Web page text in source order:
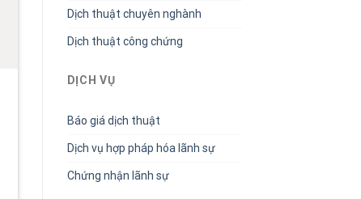
Dịch thuật chuyên nghành
Dịch thuật công chứng
DỊCH VỤ
Báo giá dịch thuật
Dịch vụ hợp pháp hóa lãnh sự
Chứng nhận lãnh sự